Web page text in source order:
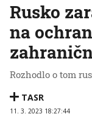
Rusko
na
Rozhodlo o tom
TASR
11. 3. 2023 18:27:44